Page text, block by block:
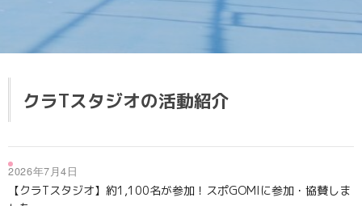
クラTスタジオの活動紹介
【クラTスタジオ】約1,100名が参加！スポGOMIに参加・協賛しま
2026年7月4日